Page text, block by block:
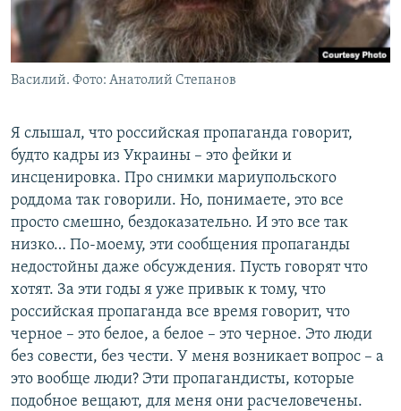
Василий. Фото: Анатолий Степанов
Я слышал, что российская пропаганда говорит,
будто кадры из Украины – это фейки и
инсценировка. Про снимки мариупольского
роддома так говорили. Но, понимаете, это все
просто смешно, бездоказательно. И это все так
низко… По-моему, эти сообщения пропаганды
недостойны даже обсуждения. Пусть говорят что
хотят. За эти годы я уже привык к тому, что
российская пропаганда все время говорит, что
черное – это белое, а белое – это черное. Это люди
без совести, без чести. У меня возникает вопрос – а
это вообще люди? Эти пропагандисты, которые
подобное вещают, для меня они расчеловечены.